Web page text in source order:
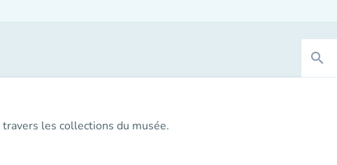
search
les collections du musée.